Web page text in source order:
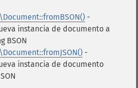
-
instancia de documento a
BSON
-
instancia de documento